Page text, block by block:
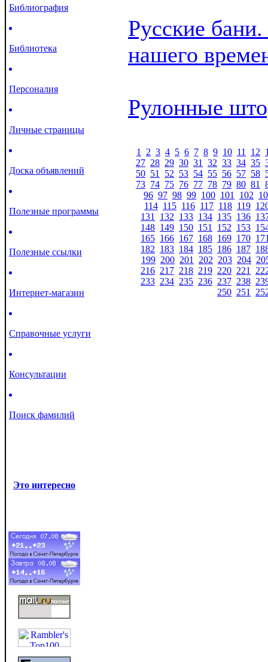
Библиография
Библиотека
Персоналия
Личные страницы
Доска объявлений
Полезные программы
Полезные ссылки
Интернет-магазин
Справочные услуги
Консультации
Поиск фамилий
Это интересно
Русские
нашего
Рулонные
1 2 3 4 5 6 7 8 9 10 11 12
27 28 29 30 31 32 33 34 35
50 51 52 53 54 55 56 57 58
73 74 75 76 77 78 79 80 81
96 97 98 99 100 101 102
114 115 116 117 118 119
131 132 133 134 135 136
148 149 150 151 152 153
165 166 167 168 169 170
182 183 184 185 186 187
199 200 201 202 203 204
216 217 218 219 220 221
233 234 235 236 237 238
250 251